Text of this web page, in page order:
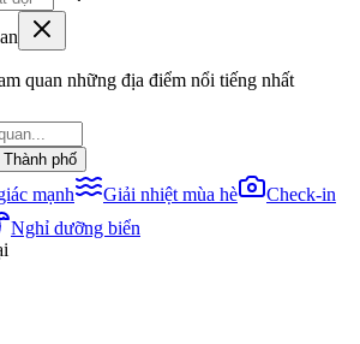
quan những địa điểm nổi tiếng nhất
phố
mạnh Giải nhiệt mùa hè
Check-in
Nghỉ dưỡng biển